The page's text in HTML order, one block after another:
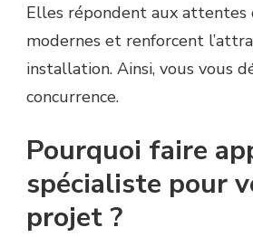
Elles répondent aux attentes
modernes et renforcent
installation. Ainsi, vous vous
concurrence.
Pourquoi faire
spécialiste pour
projet ?